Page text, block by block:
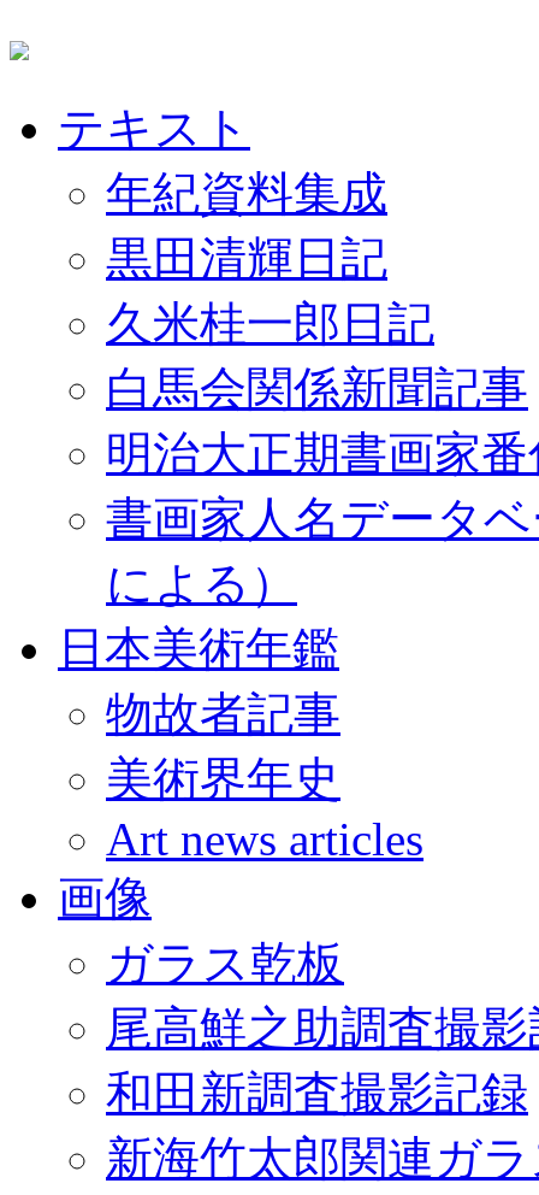
テキスト
年紀資料集成
黒田清輝日記
久米桂一郎日記
白馬会関係新聞記事
明治大正期書画家
書画家人名データ
による）
日本美術年鑑
物故者記事
美術界年史
Art news articles
画像
ガラス乾板
尾高鮮之助調査撮
和田新調査撮影記録
新海竹太郎関連ガ